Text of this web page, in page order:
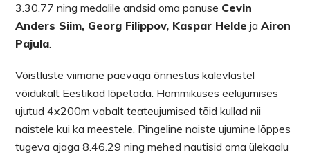
3.30.77 ning medalile andsid oma panuse Cevin
Anders Siim, Georg Filippov, Kaspar Helde jaAiron
Pajula.
Võistluste viimane päevaga õnnestus kalevlastel
võidukalt Eestikad lõpetada. Hommikuses eelujumises
ujutud 4x200m vabalt teateujumised tõid kullad nii
naistele kui ka meestele. Pingeline naiste ujumine lõppes
tugeva ajaga 8.46.29 ning mehed nautisid oma ülekaalu